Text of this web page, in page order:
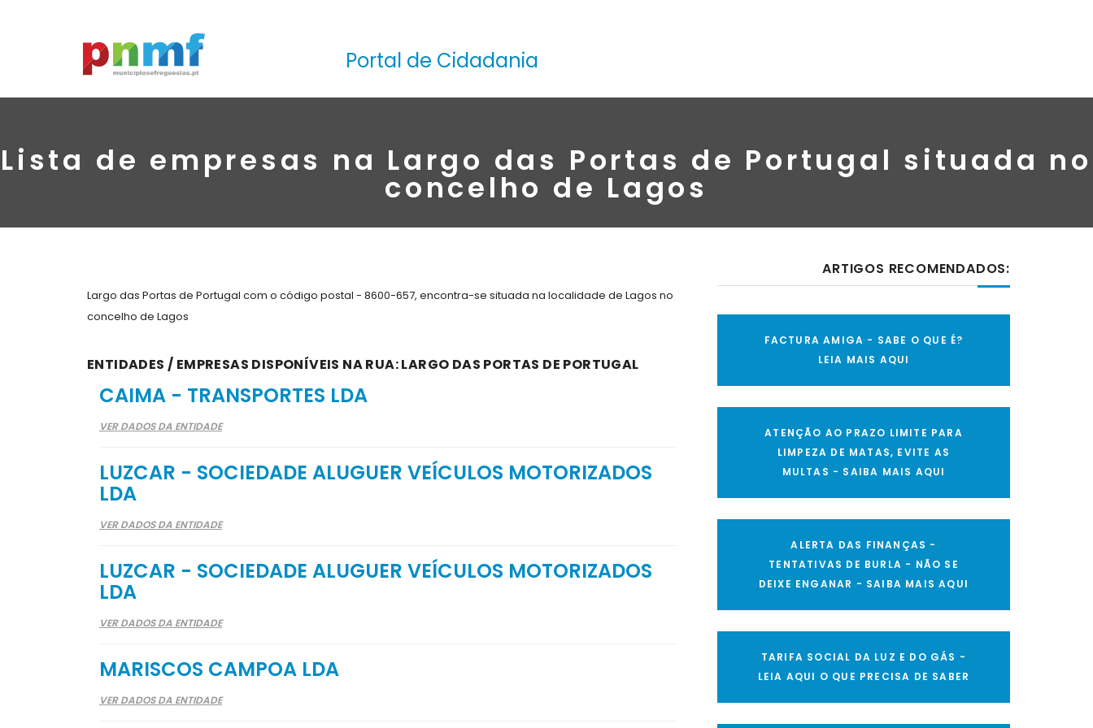
Portal de Cidadania
Lista de empresas na Largo das Portas de Portugal situada no
concelho de Lagos
Largo das Portas de Portugal com o código postal - 8600-657, encontra-se situada na localidade de Lagos no
concelho de Lagos
ENTIDADES / EMPRESAS DISPONÍVEIS NA RUA: LARGO DAS PORTAS DE PORTUGAL
CAIMA - TRANSPORTES LDA
VER DADOS DA ENTIDADE
LUZCAR - SOCIEDADE ALUGUER VEÍCULOS MOTORIZADOS
LDA
VER DADOS DA ENTIDADE
LUZCAR - SOCIEDADE ALUGUER VEÍCULOS MOTORIZADOS
LDA
VER DADOS DA ENTIDADE
MARISCOS CAMPOA LDA
VER DADOS DA ENTIDADE
ARTIGOS RECOMENDADOS:
FACTURA AMIGA - SABE O QUE É?
LEIA MAIS AQUI
ATENÇÃO AO PRAZO LIMITE PARA
LIMPEZA DE MATAS, EVITE AS
MULTAS - SAIBA MAIS AQUI
ALERTA DAS FINANÇAS -
TENTATIVAS DE BURLA - NÃO SE
DEIXE ENGANAR - SAIBA MAIS AQUI
TARIFA SOCIAL DA LUZ E DO GÁS -
LEIA AQUI O QUE PRECISA DE SABER